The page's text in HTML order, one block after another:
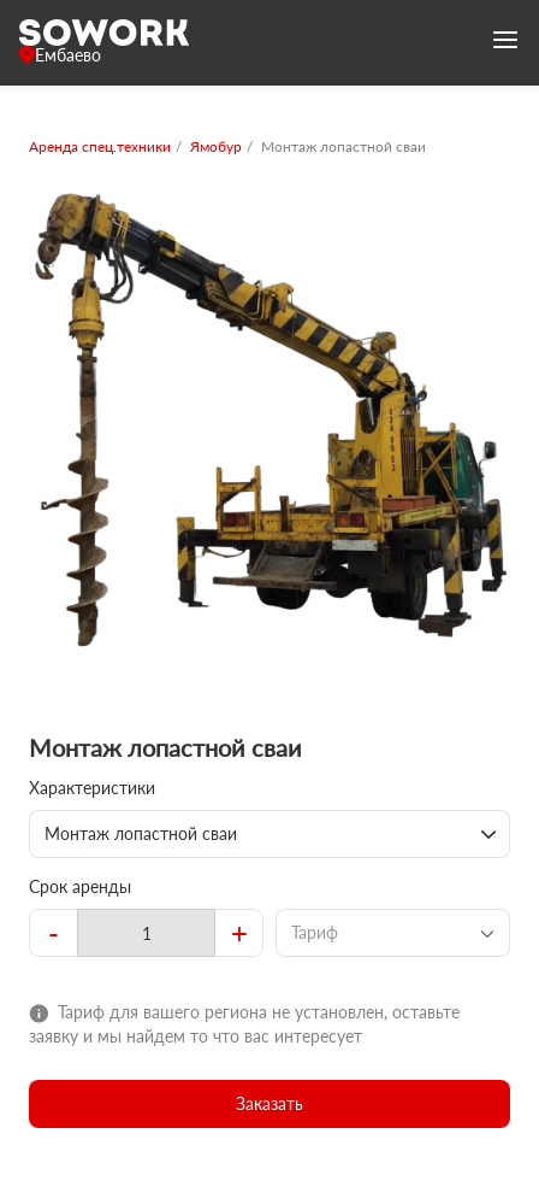
Ембаево
Аренда спец.техники Ямобур Монтаж лопастной сваи
Монтаж лопастной сваи
Характеристики
Монтаж лопастной сваи
Срок аренды
- + Тариф
Тариф для вашего региона не установлен, оставьте
заявку и мы найдем то что вас интересует
Заказать